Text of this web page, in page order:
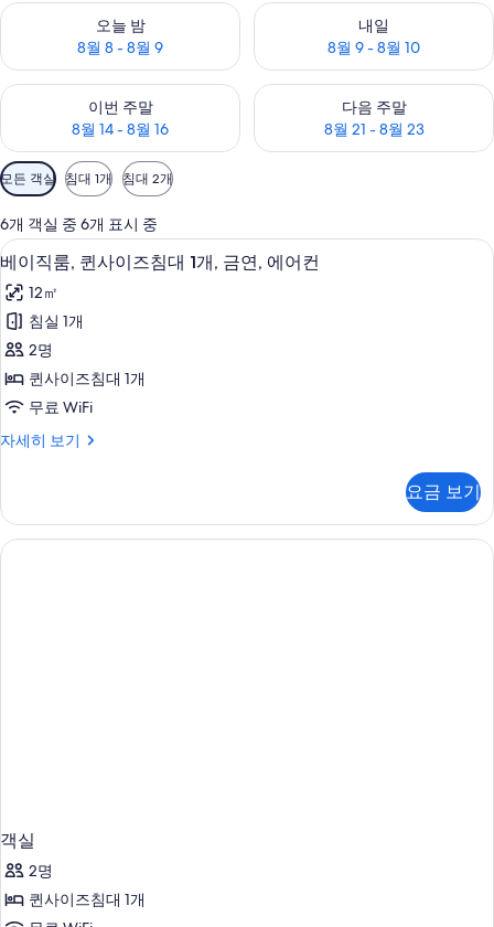
오늘 밤
8월 8 - 8월 9
오늘 밤 예약 가능 여부 확인, 8월 8 - 8월 9
내일
8월 9 - 8월 10
내일 예약 가능 여부 확인, 8월
이번 주말
8월 14 - 8월 16
이번 주말 예약 가능 여부 확인, 8월 14 - 8월 16
다음 주말
8월 21 - 8월 23
다음 주말 예약 가능 여부 확인
객
실
에
사
용
가
능
한
터
모든 객실 침대 1개 침대 2개
6개 객실 중 6개 표시 중
베
이
직
룸,
퀸
사
즈
대
보
기
베이직룸, 퀸사이즈침대 1개, 금연, 에
13
베이직룸, 퀸사이즈침대 1개, 금연, 에어컨
12㎡
침실 1개
2명
퀸사이즈침대 1개
무료 WiFi
자세히 보기
베
퀸
사
이
보
기
요금 보기
객실
2명
퀸사이즈침대 1개